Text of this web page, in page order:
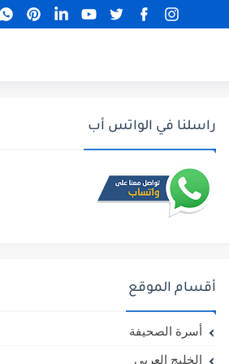
راسلنا في الواتس أب
أقسام الموقع
أسرة الصحيفة
الخليج العربي